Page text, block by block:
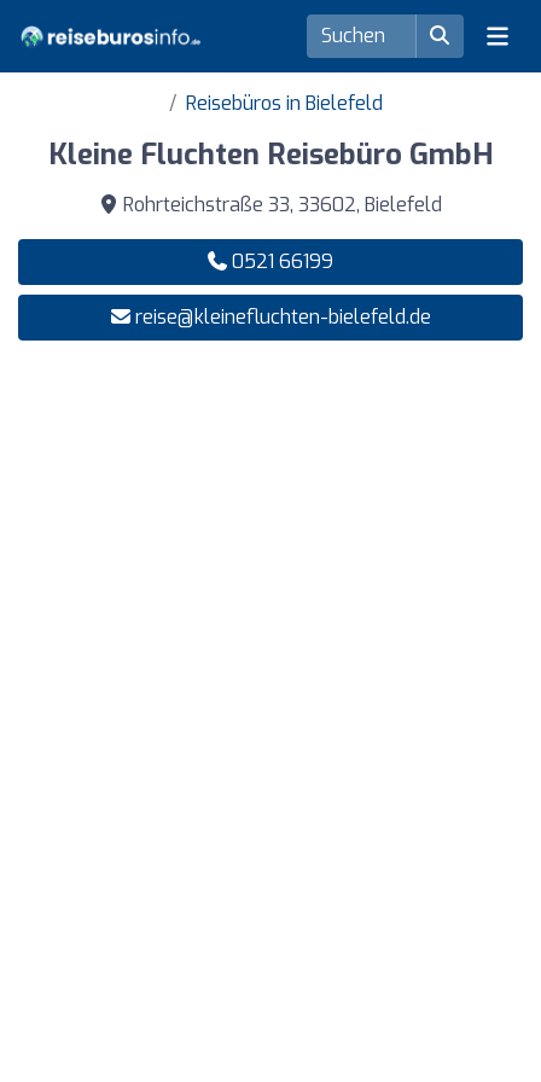
Reisebüros in Bielefeld
Kleine Fluchten Reisebüro GmbH
Rohrteichstraße 33, 33602, Bielefeld
0521 66199
reise@kleinefluchten-bielefeld.de